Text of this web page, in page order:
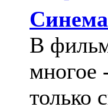
В
многое
только